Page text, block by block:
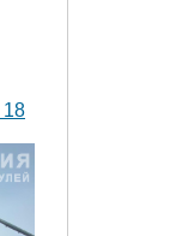
18